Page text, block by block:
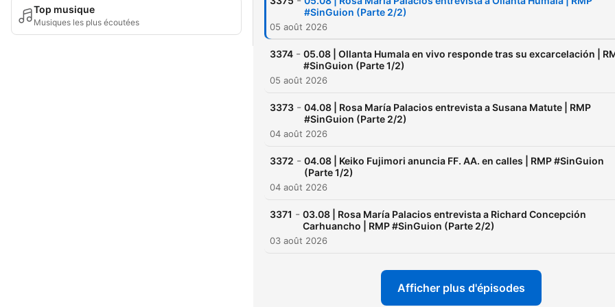
Top musique
Musiques les plus écoutées
#SinGuion (Parte 2/2)
05 août 2026
3374 - 05.08 | Ollanta Humala en vivo responde tras su excarcelación |
#SinGuion (Parte 1/2)
05 août 2026
3373 - 04.08 | Rosa María Palacios entrevista a Susana Matute | RMP
#SinGuion (Parte 2/2)
04 août 2026
3372 - 04.08 | Keiko Fujimori anuncia FF. AA. en calles | RMP #SinGuion
(Parte 1/2)
04 août 2026
3371 - 03.08 | Rosa María Palacios entrevista a Richard Concepción
Carhuancho | RMP #SinGuion (Parte 2/2)
03 août 2026
Afficher plus d'épisodes